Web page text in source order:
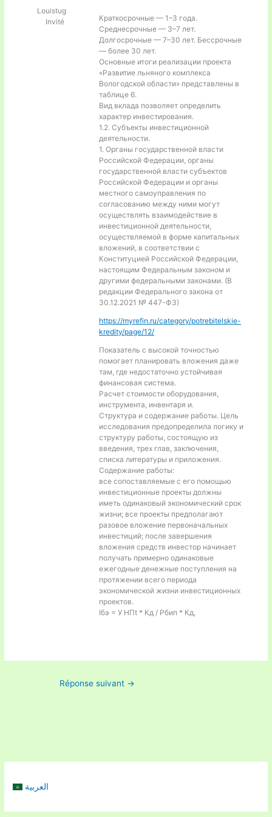
Louistug
Invité
Краткосрочные — 1–3 года.
Среднесрочные — 3–7 лет.
Долгосрочные — 7–30 лет. Бессрочные
— более 30 лет.
Основные итоги реализации проекта
«Развитие льняного комплекса
Вологодской области» представлены в
таблице 6.
Вид вклада позволяет определить
характер инвестирования.
1.2. Субъекты инвестиционной
деятельности.
1. Органы государственной власти
Российской Федерации, органы
государственной власти субъектов
Российской Федерации и органы
местного самоуправления по
согласованию между ними могут
осуществлять взаимодействие в
инвестиционной деятельности,
осуществляемой в форме капитальных
вложений, в соответствии с
Конституцией Российской Федерации,
настоящим Федеральным законом и
другими федеральными законами. (В
редакции Федерального закона от
30.12.2021 № 447-ФЗ)
https://myrefin.ru/category/potrebitelskie-
kredity/page/12/
Показатель с высокой точностью
помогает планировать вложения даже
там, где недостаточно устойчивая
финансовая система.
Расчет стоимости оборудования,
инструмента, инвентаря и.
Структура и содержание работы. Цель
исследования предопределила логику и
структуру работы, состоящую из
введения, трех глав, заключения,
списка литературы и приложения.
Содержание работы:
все сопоставляемые с его помощью
инвестиционные проекты должны
иметь одинаковый экономический срок
жизни; все проекты предполагают
разовое вложение первоначальных
инвестиций; после завершения
вложения средств инвестор начинает
получать примерно одинаковые
ежегодные денежные поступления на
протяжении всего периода
экономической жизни инвестиционных
проектов.
Iбэ = У НПt * Кд / Рбип * Кд,
Réponse suivant →
العربية